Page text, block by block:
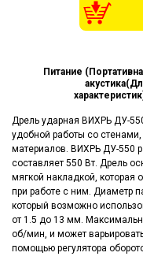
Питание
Дрель ударная ВИХРЬ ДУ-
удобной работы со
материалов. ВИХРЬ ДУ-550
составляет 550 Вт. Дрель
мягкой накладкой, которая
при работе с ним. Диаметр
который возможно
от 1.5 до 13 мм.
об/мин, и может
помощью регулятора